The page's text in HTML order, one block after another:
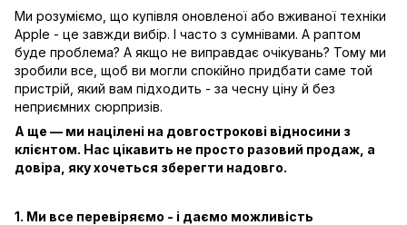
Ми розуміємо, що купівля оновленої або вживаної техніки
Apple - це завжди вибір. І часто з сумнівами. А раптом
буде проблема? А якщо не виправдає очікувань? Тому ми
зробили все, щоб ви могли спокійно придбати саме той
пристрій, який вам підходить - за чесну ціну й без
неприємних сюрпризів.
А ще — ми націлені на довгострокові відносини з
клієнтом. Нас цікавить не просто разовий продаж, а
довіра, яку хочеться зберегти надовго.
1. Ми все перевіряємо - і даємо можливість